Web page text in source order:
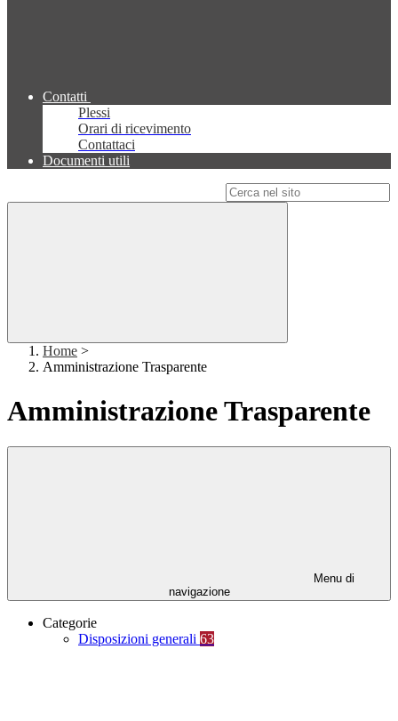
Contatti
Plessi
Orari di ricevimento
Contattaci
Documenti utili
Home >
Amministrazione Trasparente
Amministrazione Trasparente
Menu di
navigazione
Categorie
Disposizioni generali 63